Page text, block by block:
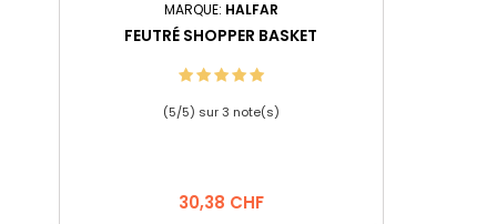
MARQUE: HALFAR
FEUTRÉ SHOPPER BASKET
(5/5) sur3 note(s)
Prix
30,38 CHF